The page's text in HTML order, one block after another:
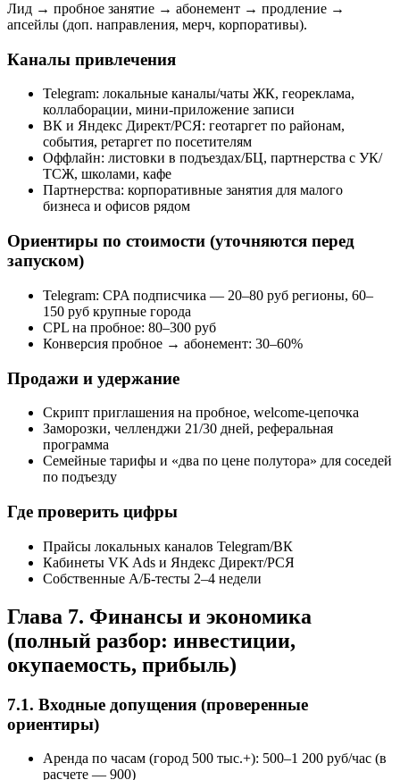
Лид → пробное занятие → абонемент → продление →
апсейлы (доп. направления, мерч, корпоративы).
Каналы привлечения
Telegram: локальные каналы/чаты ЖК, геореклама,
коллаборации, мини‑приложение записи
ВК и Яндекс Директ/РСЯ: геотаргет по районам,
события, ретаргет по посетителям
Оффлайн: листовки в подъездах/БЦ, партнерства с УК/
ТСЖ, школами, кафе
Партнерства: корпоративные занятия для малого
бизнеса и офисов рядом
Ориентиры по стоимости (уточняются перед
запуском)
Telegram: CPA подписчика — 20–80 руб регионы, 60–
150 руб крупные города
CPL на пробное: 80–300 руб
Конверсия пробное → абонемент: 30–60%
Продажи и удержание
Скрипт приглашения на пробное, welcome‑цепочка
Заморозки, челленджи 21/30 дней, реферальная
программа
Семейные тарифы и «два по цене полутора» для соседей
по подъезду
Где проверить цифры
Прайсы локальных каналов Telegram/ВК
Кабинеты VK Ads и Яндекс Директ/РСЯ
Собственные А/Б‑тесты 2–4 недели
Глава 7. Финансы и экономика
(полный разбор: инвестиции,
окупаемость, прибыль)
7.1. Входные допущения (проверенные
ориентиры)
Аренда по часам (город 500 тыс.+): 500–1 200 руб/час (в
расчете — 900)